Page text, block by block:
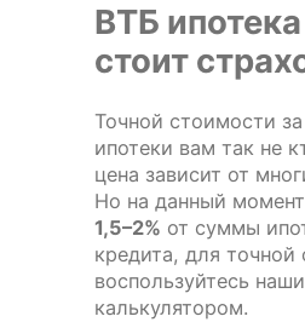
ВТБ
стоит
Точной стоимости
ипотеки вам так не
цена зависит от
Но на данный
1,5–2% от суммы
кредита, для
воспользуйтесь
калькулятором.